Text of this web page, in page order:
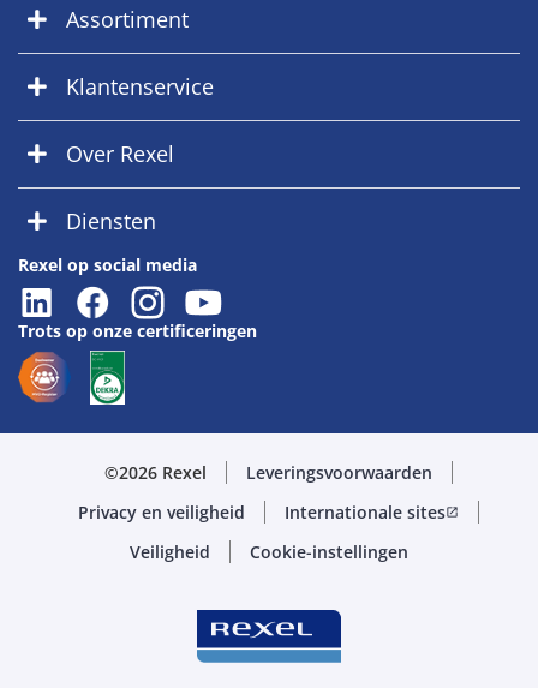
Assortiment
Klantenservice
Over Rexel
Diensten
Rexel op social media
Trots op onze certificeringen
©2026 Rexel
Leveringsvoorwaarden
Privacy en veiligheid
Internationale sitesopen_in_new
Veiligheid Cookie-instellingen